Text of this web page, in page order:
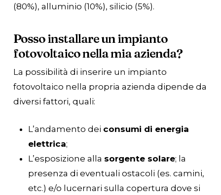
(80%), alluminio (10%), silicio (5%).
Posso installare un impianto
fotovoltaico nella mia azienda?
La possibilità di inserire un impianto
fotovoltaico nella propria azienda dipende da
diversi fattori, quali:
L’andamento dei consumi di energia
elettrica;
L’esposizione alla sorgente solare; la
presenza di eventuali ostacoli (es. camini,
etc.) e/o lucernari sulla copertura dove si